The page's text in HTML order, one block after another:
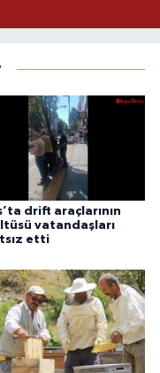
drift araçlarının
vatandaşları
etti